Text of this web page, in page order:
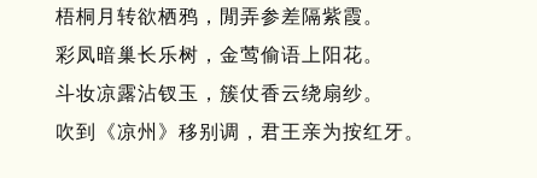
梧桐月转欲栖鸦，閒弄参差隔紫霞。
彩凤暗巢长乐树，金莺偷语上阳花。
斗妆凉露沾钗玉，簇仗香云绕扇纱。
吹到《凉州》移别调，君王亲为按红牙。